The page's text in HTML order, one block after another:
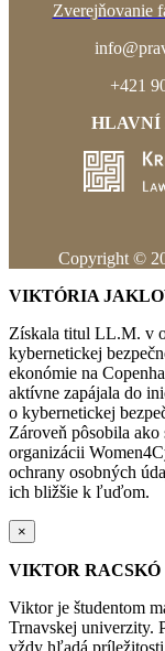
Zverejňovanie
+421
HLAVNÍ
Copyright ©
VIKTÓRIA
Získala titul LL.M. v
kybernetickej
ekonómie na
aktívne zapájala do
o kybernetickej
Zároveň pôsobila ako
organizácii
ochrany osobných
ich bližšie k ľuďom.
×
VIKTOR RACSKÓ
Viktor je študentom
Trnavskej univerzity.